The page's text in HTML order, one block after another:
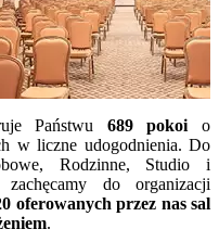
Państwu 689 pokoio
w liczne udogodnienia. Do
Rodzinne, Studio i
do organizacji
oferowanych przez nas sal
.